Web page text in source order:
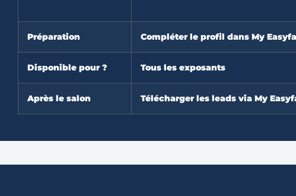
Préparation Compléter le profil dans My
Disponible pour ? Tous les exposants
Après le salon Télécharger les leads via My